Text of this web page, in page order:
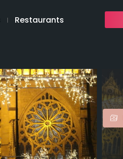
Restaurants